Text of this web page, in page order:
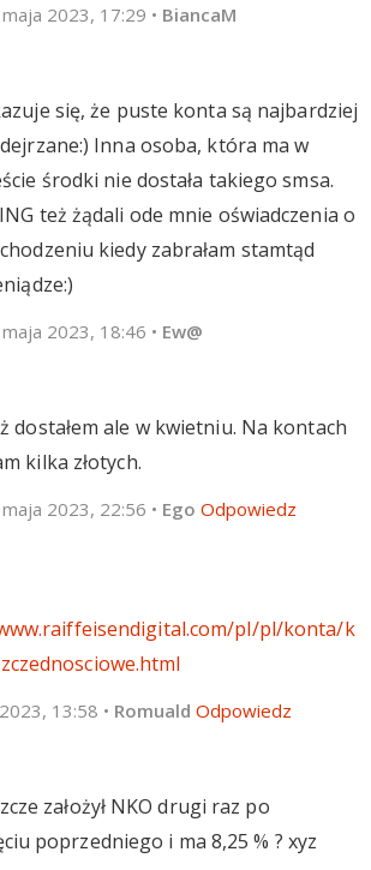
2023, 17:29 • BiancaM
się, że puste konta są najbardziej
Inna osoba, która ma w
środki nie dostała takiego smsa.
też żądali ode mnie oświadczenia o
kiedy zabrałam stamtąd
2023, 18:46 • Ew@
dostałem ale w kwietniu. Na kontach
kilka złotych.
2023, 22:56 • Ego Odpowiedz
pl/pl/konta/k
13:58 • Romuald Odpowiedz
założył NKO drugi raz po
poprzedniego i ma 8,25 % ? xyz